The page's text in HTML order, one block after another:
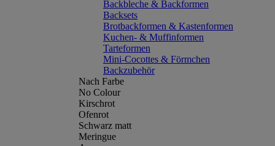
Backbleche & Backformen
Backsets
Brotbackformen & Kastenformen
Kuchen- & Muffinformen
Tarteformen
Mini-Cocottes & Förmchen
Backzubehör
Nach Farbe
No Colour
Kirschrot
Ofenrot
Schwarz matt
Meringue